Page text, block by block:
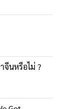
จีนหรือไม่ ?